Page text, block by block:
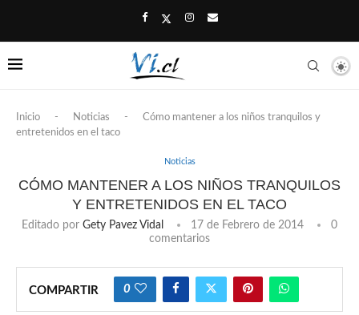
Inicio - Noticias -
Cómo mantener a los niños tranquilos y
entretenidos en el taco
Noticias
CÓMO MANTENER A LOS NIÑOS TRANQUILOS
Y ENTRETENIDOS EN EL TACO
Editado por Gety Pavez Vidal 17 de Febrero de 2014
0
comentarios
COMPARTIR 0